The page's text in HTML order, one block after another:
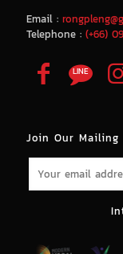
Email :
Telephone : (+66)
Join Our Mailing